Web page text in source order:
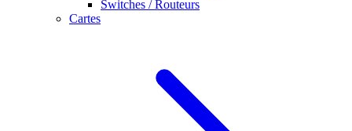
Switches / Routeurs
Cartes